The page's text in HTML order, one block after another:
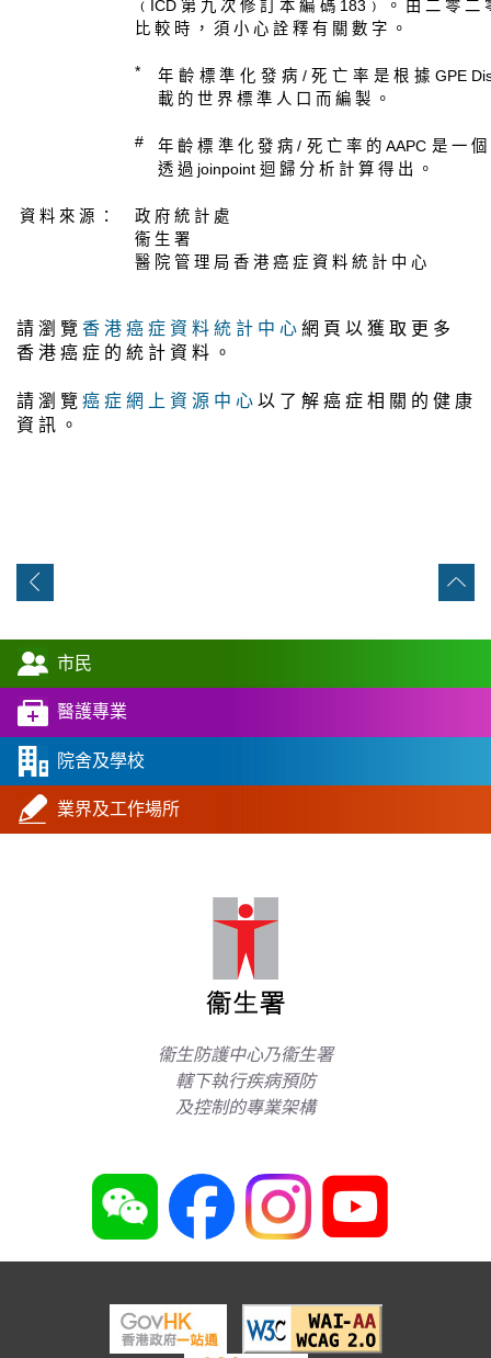
﹙ICD 第 九 次 修 訂 本 編 碼 183﹚ 。 由 二 零
比 較 時 ， 須 小 心 詮 釋 有 關 數 字 。
*
年 齡 標 準 化 發 病 / 死 亡 率 是 根 據 GPE
載 的 世 界 標 準 人 口 而 編 製 。
#
年 齡 標 準 化 發 病 / 死 亡 率 的 AAPC 是 一
透 過 joinpoint 迴 歸 分 析 計 算 得 出 。
資 料 來 源 ：
政 府 統 計 處
衞 生 署
醫 院 管 理 局 香 港 癌 症 資 料 統 計 中 心
請 瀏 覽 香 港 癌 症 資 料 統 計 中 心 網 頁 以 獲 取 更 多
香 港 癌 症 的 統 計 資 料 。
請 瀏 覽 癌 症 網 上 資 源 中 心 以 了 解 癌 症 相 關 的 健 康
資 訊 。
市民
醫護專業
院舍及學校
業界及工作場所
衞生防護中心乃衞生署
轄下執行疾病預防
及控制的專業架構